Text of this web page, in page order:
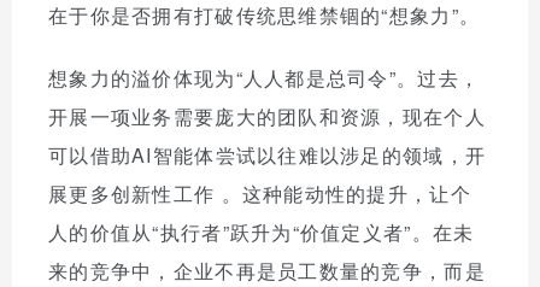
在于你是否拥有打破传统思维禁锢的“想象力”。
想象力的溢价体现为“人人都是总司令”。过去，
开展一项业务需要庞大的团队和资源，现在个人
可以借助AI智能体尝试以往难以涉足的领域，开
展更多创新性工作 。这种能动性的提升，让个
人的价值从“执行者”跃升为“价值定义者”。在未
来的竞争中，企业不再是员工数量的竞争，而是